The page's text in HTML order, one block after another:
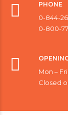
PHONE
0-844-
0-800-
Mon –
Closed